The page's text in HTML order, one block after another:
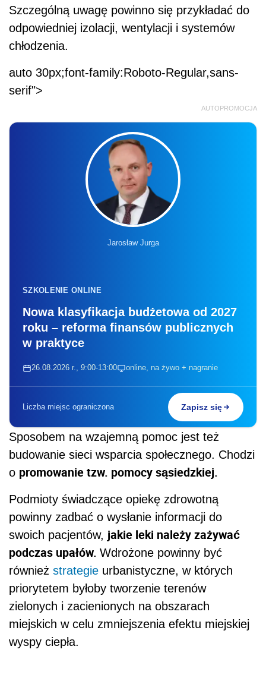
Szczególną uwagę powinno się przykładać do
odpowiedniej izolacji, wentylacji i systemów
chłodzenia.
auto 30px;font-family:Roboto-Regular,sans-
serif">
AUTOPROMOCJA
Jarosław Jurga
SZKOLENIE ONLINE
Nowa klasyfikacja budżetowa od 2027
roku – reforma finansów publicznych
w praktyce
26.08.2026 r., 9:00-13:00 online, na żywo + nagranie
Liczba miejsc ograniczona Zapisz się
Sposobem na wzajemną pomoc jest też
budowanie sieci wsparcia społecznego. Chodzi
o promowanie tzw. pomocy sąsiedzkiej.
Podmioty świadczące opiekę zdrowotną
powinny zadbać o wysłanie informacji do
swoich pacjentów, jakie leki należy zażywać
podczas upałów. Wdrożone powinny być
również strategie urbanistyczne, w których
priorytetem byłoby tworzenie terenów
zielonych i zacienionych na obszarach
miejskich w celu zmniejszenia efektu miejskiej
wyspy ciepła.